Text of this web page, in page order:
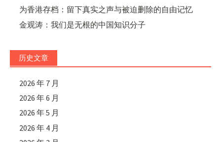
为香港存档：留下真实之声与被迫删除的自由记忆
金观涛：我们是无根的中国知识分子
历史文章
2026 年 7 月
2026 年 6 月
2026 年 5 月
2026 年 4 月